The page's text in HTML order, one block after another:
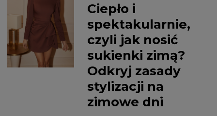
Ciepło i
spektakularnie,
czyli jak nosić
sukienki zimą?
Odkryj zasady
stylizacji na
zimowe dni